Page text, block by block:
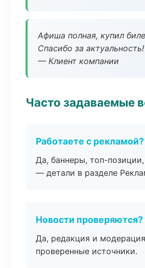
Афиша полная, купил
Спасибо за актуальность!
— Клиент компании
Часто задаваемые
Работаете с рекламой?
Да, баннеры, топ-
— детали в разделе
Новости проверяются?
Да, редакция и
проверенные источники.